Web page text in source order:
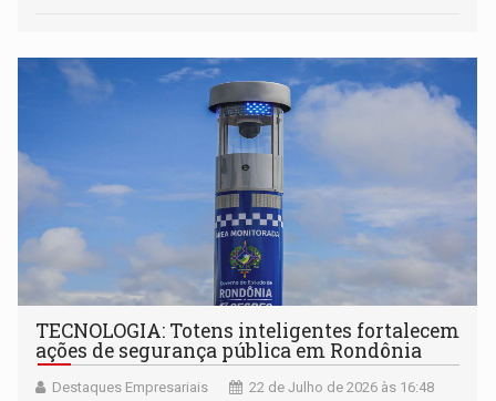
TECNOLOGIA: Totens inteligentes fortalecem
ações de segurança pública em Rondônia
Destaques Empresariais 22 de Julho de 2026 às 16:48